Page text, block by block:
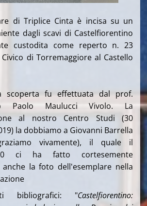
di Triplice Cinta è incisa su un
dagli scavi di Castelfiorentino
custodita come reperto n. 23
di Torremaggiore al Castello
scoperta fu effettuata dal prof.
Paolo Maulucci Vivolo. La
al nostro Centro Studi (30
la dobbiamo a Giovanni Barrella
vivamente), il quale il
ci ha fatto cortesemente
anche la foto dell'esemplare nella
bibliografici: "Castelfiorentino: